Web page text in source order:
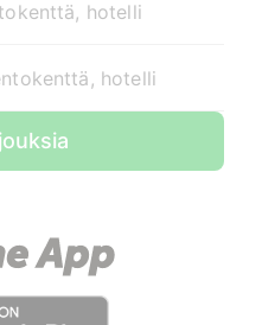
hotelli
hotelli